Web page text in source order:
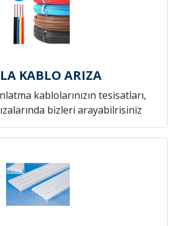
KABLO ARIZA
kablolarınızın tesisatları,
bizleri arayabilrisiniz